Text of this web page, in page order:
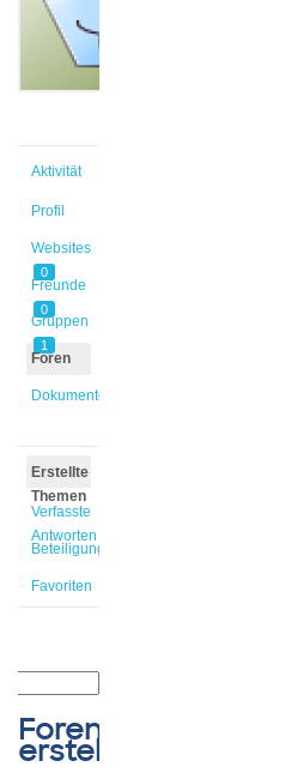
Aktivität
Profil
Websites
0
Freunde
0
Gruppen
1
Foren
Dokumente
Erstellte
Themen
Verfasste
Antworten
Beteiligungen
Favoriten
Forenthemen
erstellt